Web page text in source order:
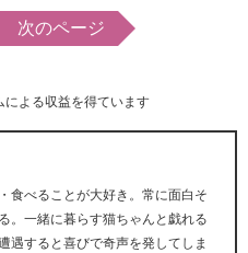
次のページ
よる収益を得ています
食べることが大好き。常に面白そ
。一緒に暮らす猫ちゃんと戯れる
遇すると喜びで奇声を発してしま